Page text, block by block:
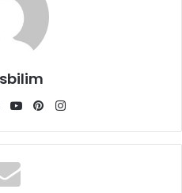
LinkedInYouTubePinterest